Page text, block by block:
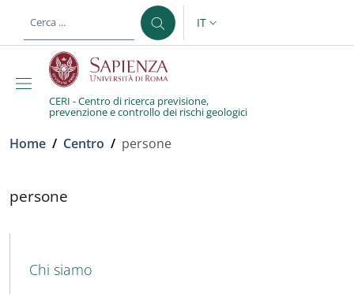
al contenuto principale
SELETTORE LINGUA:
IT
CERI - Centro di ricerca previsione,
prevenzione e controllo dei rischi geologici
Briciole di pane
Home / Centro / persone
persone
persone
MENU CEV SECOND NAVIGATION
Chi siamo